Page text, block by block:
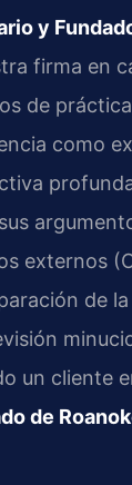
y
firma en
de
como
externos
de
un cliente
de